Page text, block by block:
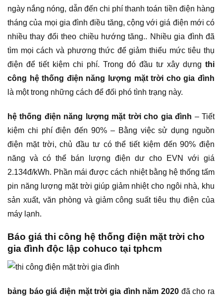
ngày nắng nóng, dẫn đến chi phí thanh toán tiền điện hàng
tháng của mọi gia đình điều tăng, cộng với giá điện mới có
nhiều thay đổi theo chiều hướng tăng.. Nhiều gia đình đã
tìm mọi cách và phương thức để giảm thiểu mức tiêu thụ
điện để tiết kiệm chi phí. Trong đó đầu tư xây dựng thi
công hệ thống điện năng lượng mặt trời cho gia đình
là một trong những cách để đối phó tình trạng này.
hệ thống điện năng lượng mặt trời cho gia đình – Tiết
kiệm chi phí điện đến 90% – Bằng việc sử dụng nguồn
điện mặt trời, chủ đầu tư có thể tiết kiệm đến 90% điện
năng và có thể bán lượng điện dư cho EVN với giá
2.134đ/kWh. Phần mái được cách nhiệt bằng hệ thống tấm
pin năng lượng mặt trời giúp giảm nhiệt cho ngôi nhà, khu
sản xuất, văn phòng và giảm công suất tiêu thụ điện của
máy lạnh.
Báo giá thi công hệ thống điện mặt trời cho
gia đình độc lập cohuco tại tphcm
bảng báo giá điện mặt trời gia đình năm 2020 đã cho ra